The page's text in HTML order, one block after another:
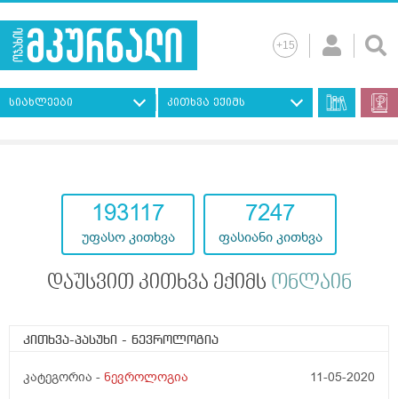
სიახლეები კითხვა ექიმს
193117
უფასო კითხვა
7247
ფასიანი კითხვა
დაუსვით კითხვა ექიმს ონლაინ
კითხვა-პასუხი - ნევროლოგია
კატეგორია - ნევროლოგია 11-05-2020